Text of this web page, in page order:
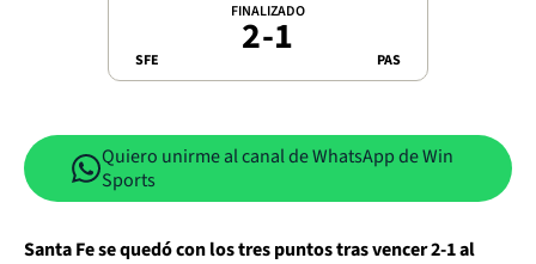
SFE
FINALIZADO
2-1 PAS
Quiero unirme al canal de WhatsApp de Win
Sports
Santa Fe se quedó con los tres puntos tras vencer 2-1 al